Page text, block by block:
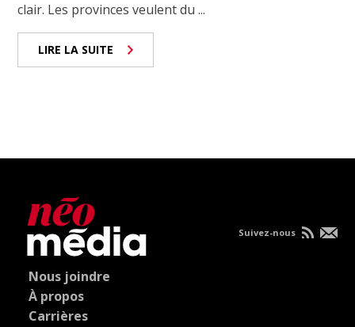
clair. Les provinces veulent du ...
LIRE LA SUITE
Nous joindre
À propos
Carrières
Suivez-nous